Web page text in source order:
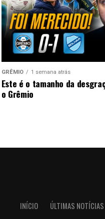
GRÊMIO 1 semana atrás
Este é o tamanho da
o Grêmio
INÍCIO ÚLTIMAS NOTÍCIAS